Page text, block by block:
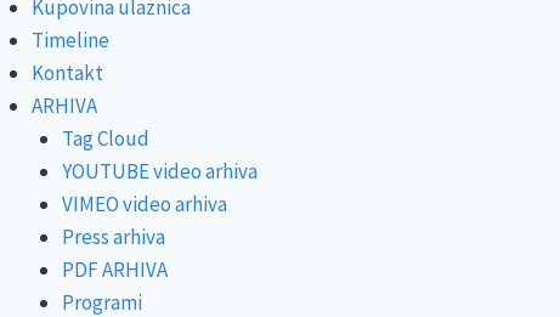
Kupovina ulaznica
Timeline
Kontakt
ARHIVA
Tag Cloud
YOUTUBE video arhiva
VIMEO video arhiva
Press arhiva
PDF ARHIVA
Programi